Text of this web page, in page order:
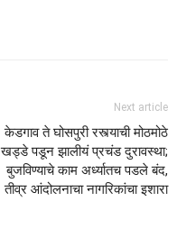
Next article
केडगाव ते घोसपुरी रस्त्याची मोठमोठे
खड्डे पडून झालीयं प्रचंड दुरावस्था;
बुजविण्याचे काम अर्ध्यातच पडले बंद,
तीव्र आंदोलनाचा नागरिकांचा इशारा